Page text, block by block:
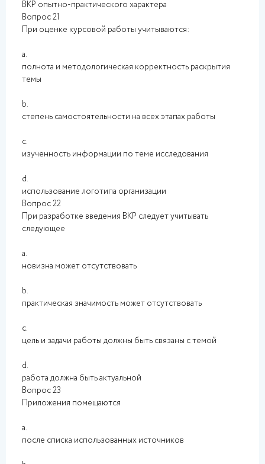
ВКР опытно-практического характера
Вопрос 21
При оценке курсовой работы учитываются:
a.
полнота и методологическая корректность раскрытия
темы
b.
степень самостоятельности на всех этапах работы
c.
изученность информации по теме исследования
d.
использование логотипа организации
Вопрос 22
При разработке введения ВКР следует учитывать
следующее
a.
новизна может отсутствовать
b.
практическая значимость может отсутствовать
c.
цель и задачи работы должны быть связаны с темой
d.
работа должна быть актуальной
Вопрос 23
Приложения помещаются
a.
после списка использованных источников